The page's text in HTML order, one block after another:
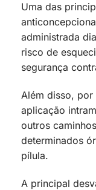
Uma das
administrada
risco de
segurança
Além disso,
aplicação
outros
determinados
pílula.
A principal